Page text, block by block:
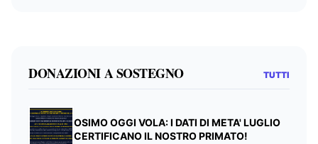
DONAZIONI A SOSTEGNO TUTTI
OSIMO OGGI VOLA: I DATI DI META' LUGLIO
CERTIFICANO IL NOSTRO PRIMATO!